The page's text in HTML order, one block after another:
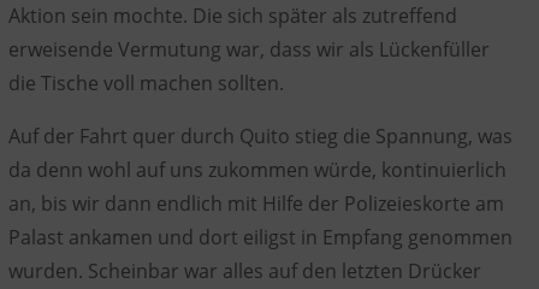
Aktion sein mochte. Die sich später als zutreffend
erweisende Vermutung war, dass wir als Lückenfüller
die Tische voll machen sollten.
Auf der Fahrt quer durch Quito stieg die Spannung, was
da denn wohl auf uns zukommen würde, kontinuierlich
an, bis wir dann endlich mit Hilfe der Polizeieskorte am
Palast ankamen und dort eiligst in Empfang genommen
wurden. Scheinbar war alles auf den letzten Drücker